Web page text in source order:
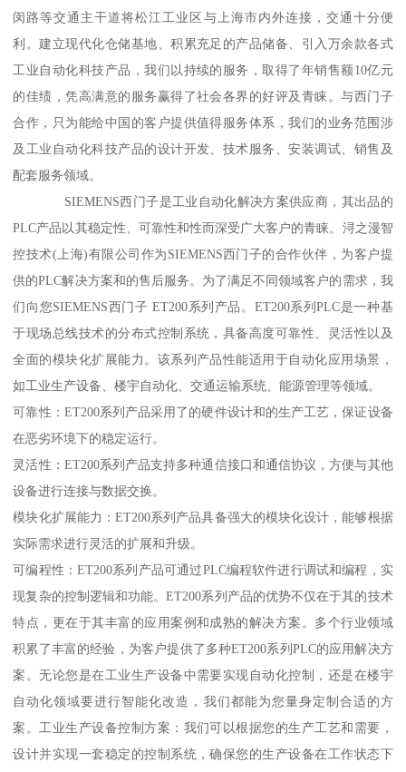
闵路等交通主干道将松江工业区与上海市内外连接，交通十分便
利。建立现代化仓储基地、积累充足的产品储备、引入万余款各式
工业自动化科技产品，我们以持续的服务，取得了年销售额10亿元
的佳绩，凭高满意的服务赢得了社会各界的好评及青睐。与西门子
合作，只为能给中国的客户提供值得服务体系，我们的业务范围涉
及工业自动化科技产品的设计开发、技术服务、安装调试、销售及
配套服务领域。
SIEMENS西门子是工业自动化解决方案供应商，其出品的
PLC产品以其稳定性、可靠性和性而深受广大客户的青睐。浔之漫智
控技术(上海)有限公司作为SIEMENS西门子的合作伙伴，为客户提
供的PLC解决方案和的售后服务。为了满足不同领域客户的需求，我
们向您SIEMENS西门子 ET200系列产品。ET200系列PLC是一种基
于现场总线技术的分布式控制系统，具备高度可靠性、灵活性以及
全面的模块化扩展能力。该系列产品性能适用于自动化应用场景，
如工业生产设备、楼宇自动化、交通运输系统、能源管理等领域。
可靠性：ET200系列产品采用了的硬件设计和的生产工艺，保证设备
在恶劣环境下的稳定运行。
灵活性：ET200系列产品支持多种通信接口和通信协议，方便与其他
设备进行连接与数据交换。
模块化扩展能力：ET200系列产品具备强大的模块化设计，能够根据
实际需求进行灵活的扩展和升级。
可编程性：ET200系列产品可通过PLC编程软件进行调试和编程，实
现复杂的控制逻辑和功能。ET200系列产品的优势不仅在于其的技术
特点，更在于其丰富的应用案例和成熟的解决方案。多个行业领域
积累了丰富的经验，为客户提供了多种ET200系列PLC的应用解决方
案。无论您是在工业生产设备中需要实现自动化控制，还是在楼宇
自动化领域要进行智能化改造，我们都能为您量身定制合适的方
案。工业生产设备控制方案：我们可以根据您的生产工艺和需要，
设计并实现一套稳定的控制系统，确保您的生产设备在工作状态下